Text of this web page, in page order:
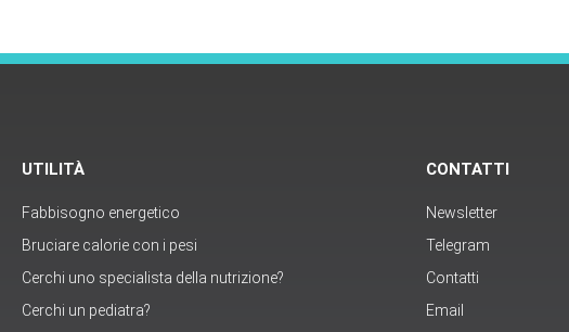
UTILITÀ
Fabbisogno energetico
Bruciare calorie con i pesi
Cerchi uno specialista della nutrizione?
Cerchi un pediatra?
CONTATTI
Newsletter
Telegram
Contatti
Email